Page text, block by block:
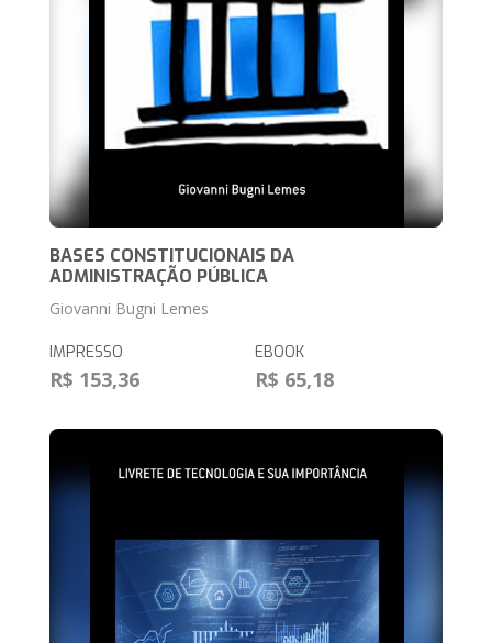
BASES CONSTITUCIONAIS DA
ADMINISTRAÇÃO PÚBLICA
Giovanni Bugni Lemes
IMPRESSO
R$ 153,36
EBOOK
R$ 65,18